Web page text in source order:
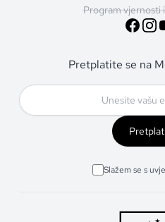
Program vjernosti
Pretplatite se na
Slažem se s